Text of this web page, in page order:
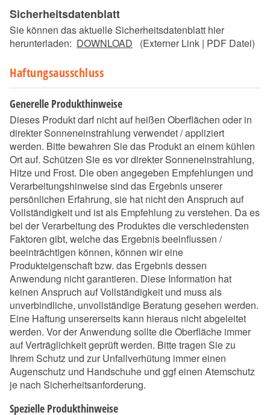
Sicherheitsdatenblatt
Sie können das aktuelle Sicherheitsdatenblatt hier
herunterladen: DOWNLOAD (Externer Link | PDF Datei)
Haftungsausschluss
Generelle Produkthinweise
Dieses Produkt darf nicht auf heißen Oberflächen oder in
direkter Sonneneinstrahlung verwendet / appliziert
werden. Bitte bewahren Sie das Produkt an einem kühlen
Ort auf. Schützen Sie es vor direkter Sonneneinstrahlung,
Hitze und Frost. Die oben angegeben Empfehlungen und
Verarbeitungshinweise sind das Ergebnis unserer
persönlichen Erfahrung, sie hat nicht den Anspruch auf
Vollständigkeit und ist als Empfehlung zu verstehen. Da es
bei der Verarbeitung des Produktes die verschiedensten
Faktoren gibt, welche das Ergebnis beeinflussen /
beeinträchtigen können, können wir eine
Produkteigenschaft bzw. das Ergebnis dessen
Anwendung nicht garantieren. Diese Information hat
keinen Anspruch auf Vollständigkeit und muss als
unverbindliche, unvollständige Beratung gesehen werden.
Eine Haftung unsererseits kann hieraus nicht abgeleitet
werden. Vor der Anwendung sollte die Oberfläche immer
auf Verträglichkeit geprüft werden. Bitte tragen Sie zu
Ihrem Schutz und zur Unfallverhütung immer einen
Augenschutz und Handschuhe und ggf einen Atemschutz
je nach Sicherheitsanforderung.
Spezielle Produkthinweise